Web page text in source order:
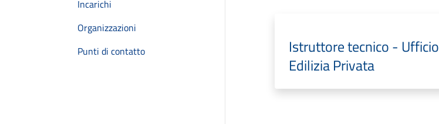
Incarichi
Organizzazioni
Punti di contatto
Istruttore tecnico - Ufficio
Edilizia Privata